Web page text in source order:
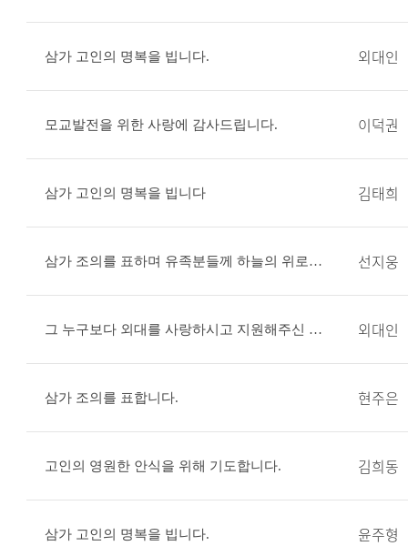
삼가 고인의 명복을 빕니다. 외대인
모교발전을 위한 사랑에 감사드립니다. 이덕권
삼가 고인의 명복을 빕니다 김태희
삼가 조의를 표하며 유족분들께 하늘의 위로와 평안이 임하시길 빕니다 선지웅
그 누구보다 외대를 사랑하시고 지원해주신 이덕선 회장님 외대인
삼가 조의를 표합니다. 현주은
고인의 영원한 안식을 위해 기도합니다. 김희동
삼가 고인의 명복을 빕니다. 윤주형